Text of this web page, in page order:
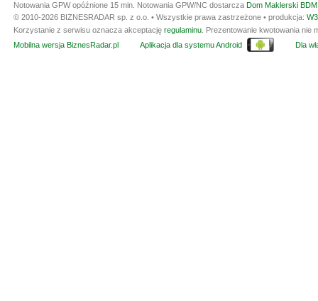
Notowania GPW opóźnione 15 min. Notowania GPW/NC dostarcza Dom Maklerski
© 2010-2026 BIZNESRADAR sp. z o.o. • Wszystkie prawa zastrzeżone • produkcja:
Korzystanie z serwisu oznacza akceptację regulaminu . Prezentowanie kwotowania
Mobilna wersja BiznesRadar.pl
Aplikacja dla systemu Android Dla